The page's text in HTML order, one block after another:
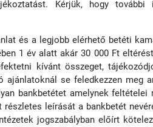
Kérjük, hogy további
és a legjobb elérhető betéti
1 év alatt akár 30 000 Ft
kívánt összeget,
ajánlatoknál se feledkezzen meg
bankbetétet amelynek feltételei
leírását a bankbetét
jogszabályban előírt